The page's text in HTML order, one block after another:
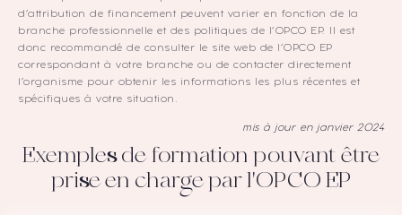
d’attribution de financement peuvent varier en fonction de la
branche professionnelle et des politiques de l’OPCO EP. Il est
donc recommandé de consulter le site web de l’OPCO EP
correspondant à votre branche ou de contacter directement
l’organisme pour obtenir les informations les plus récentes et
spécifiques à votre situation.
mis à jour en janvier 2024
Exemples de formation pouvant être
prise en charge par l'OPCO EP